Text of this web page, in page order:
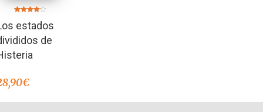
en
4.00
de 5
estados
de
€